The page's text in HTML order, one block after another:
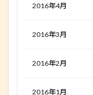
2016年4月
2016年3月
2016年2月
2016年1月